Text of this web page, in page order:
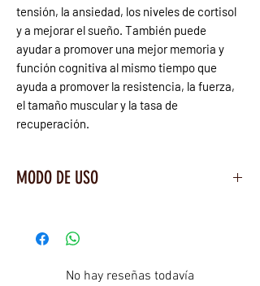
tensión, la ansiedad, los niveles de cortisol
y a mejorar el sueño. También puede
ayudar a promover una mejor memoria y
función cognitiva al mismo tiempo que
ayuda a promover la resistencia, la fuerza,
el tamaño muscular y la tasa de
recuperación.
MODO DE USO
estómago vacío o según lo recomendado
No hay reseñas todavía